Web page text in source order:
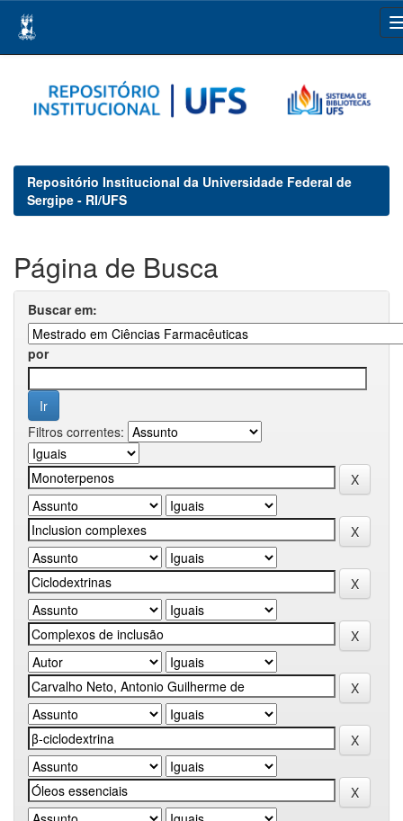
navigation
Repositório Institucional da Universidade Federal de
Sergipe - RI/UFS
Página de Busca
Buscar em:
por
Filtros correntes: